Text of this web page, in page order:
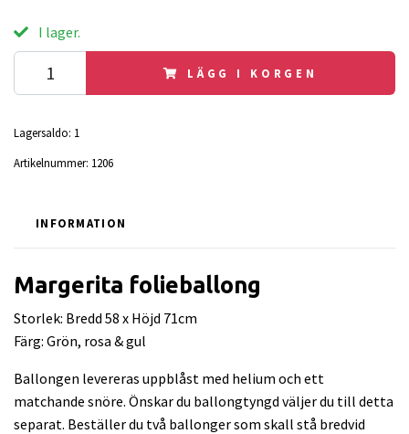
I lager.
LÄGG I KORGEN
Lagersaldo: 1
Artikelnummer: 1206
INFORMATION
Margerita folieballong
Storlek: Bredd 58 x Höjd 71cm
Färg: Grön, rosa & gul
Ballongen levereras uppblåst med helium och ett
matchande snöre. Önskar du ballongtyngd väljer du till detta
separat. Beställer du två ballonger som skall stå bredvid